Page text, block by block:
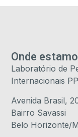
Onde
Laboratório de
Internacionais
Avenida Brasil,
Bairro Savassi
Belo Horizonte/